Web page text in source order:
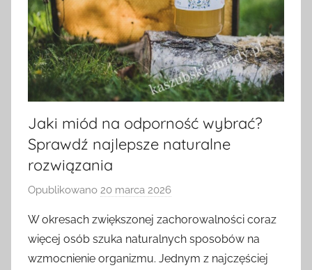
Jaki miód na odporność wybrać?
Sprawdź najlepsze naturalne
rozwiązania
Opublikowano 20 marca 2026
z
e
z
W okresach zwiększonej zachorowalności coraz
więcej osób szuka naturalnych sposobów na
wzmocnienie organizmu. Jednym z najczęściej